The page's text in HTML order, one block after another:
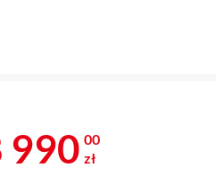
8 990 zł
990 00
zł